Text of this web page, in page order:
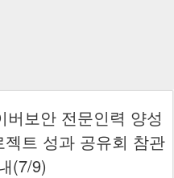
보안 전문인력 양성
트 성과 공유회 참관
(7/9)